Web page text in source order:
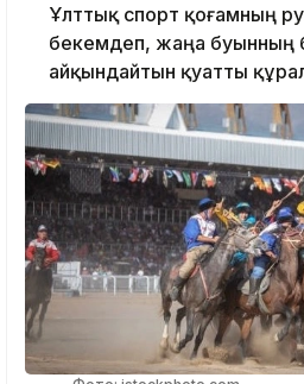
Ұлттық спорт қоғамның
бекемдеп, жаңа буынның
айқындайтын қуатты